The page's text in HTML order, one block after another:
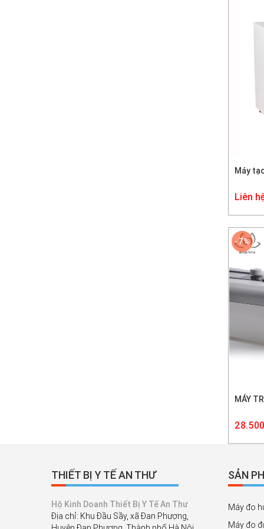
Máy
Liên
MÁY
-7%
THIẾT BỊ Y TẾ AN THƯ
Hộ Kinh Doanh Thiết Bị Y Tế An Thư
Địa chỉ: Khu Đầu Sầy, xã Đan Phượng,
SẢN
Máy đo
Máy đo